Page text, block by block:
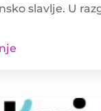
slavlje. U